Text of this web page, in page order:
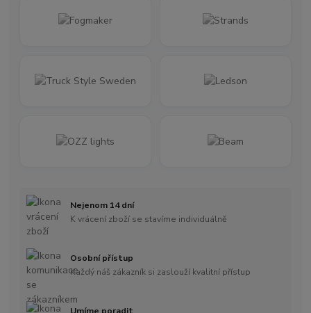
Nejenom 14 dní
K vrácení zboží se stavíme individuálně
Osobní přístup
Každý náš zákazník si zaslouží kvalitní přístup